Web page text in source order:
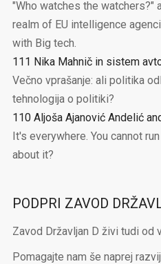
"Who watches the watchers?"
realm of EU intelligence
with Big tech.
111 Nika Mahnič in sistem
Večno vprašanje: ali politika
tehnologija o politiki?
110 Aljoša Ajanović Andelić
It's everywhere. You cannot
about it?
PODPRI ZAVOD
Zavod Državljan D živi tudi od
Pomagajte nam še naprej